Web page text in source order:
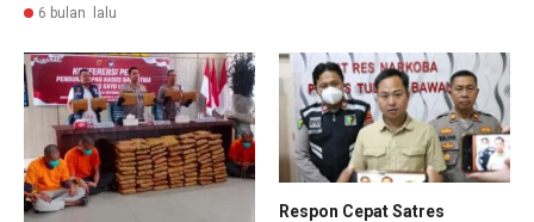
6 bulan lalu
Respon Cepat Satres